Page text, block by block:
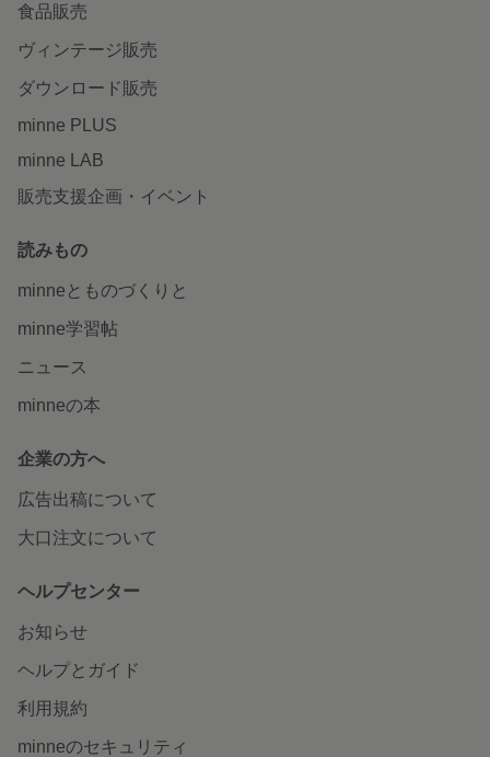
食品販売
ヴィンテージ販売
ダウンロード販売
minne PLUS
minne LAB
販売支援企画・イベント
読みもの
minneとものづくりと
minne学習帖
ニュース
minneの本
企業の方へ
広告出稿について
大口注文について
ヘルプセンター
お知らせ
ヘルプとガイド
利用規約
minneのセキュリティ